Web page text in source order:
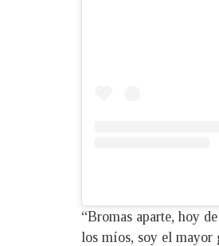
“Bromas aparte, hoy
los míos, soy el mayor